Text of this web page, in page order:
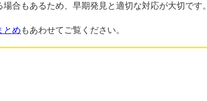
合もあるため、早期発見と適切な対応が大切です。
とめ もあわせてご覧ください。